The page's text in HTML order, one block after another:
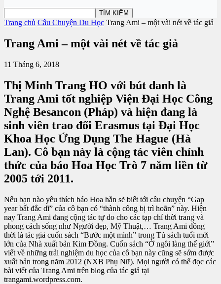
Trang chủ Câu Chuyện Du Học Trang Ami – một vài nét về tác giả
Trang Ami – một vài nét về tác giả
11 Tháng 6, 2018
Thị Minh Trang HO với bút danh là
Trang Ami tốt nghiệp Viện Đại Học Công
Nghệ Besancon (Pháp) và hiện đang là
sinh viên trao đổi Erasmus tại Đại Học
Khoa Học Ứng Dụng The Hague (Hà
Lan). Cô bạn này là cộng tác viên chính
thức của báo Hoa Học Trò 7 năm liền từ
2005 tới 2011.
Nếu bạn nào yêu thích báo Hoa hẳn sẽ biết tới câu chuyện “Gap
year bất đắc dĩ” của cô bạn có “thành công bị trì hoãn” này. Hiện
nay Trang Ami đang cộng tác tự do cho các tạp chí thời trang và
phong cách sống như Người đẹp, Mỹ Thuật,… Trang Ami đồng
thời là tác giả cuốn sách “Bước một mình” trong Tủ sách tuổi mới
lớn của Nhà xuất bản Kim Đồng. Cuốn sách “Ở ngôi làng thế giới”
viết về những trải nghiệm du học của cô bạn này cũng sẽ sớm được
xuất bản trong năm 2012 (NXB Phụ Nữ). Mọi người có thể đọc các
bài viết của Trang Ami trên blog của tác giả tại
trangami.wordpress.com.